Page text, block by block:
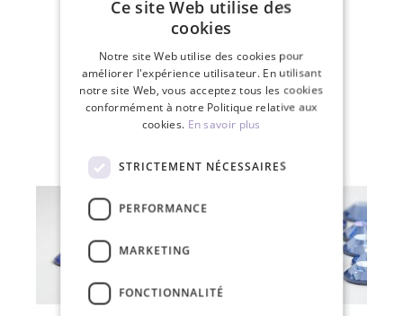
Politique de retour dans les 30 jours
PRODUITS CONNEXES
Ce site Web utilise des
cookies
Notre site Web utilise des cookies pour
améliorer l'expérience utilisateur. En utilisant
notre site Web, vous acceptez tous les cookies
conformément à notre Politique relative aux
cookies. En savoir plus
STRICTEMENT NÉCESSAIRES
PERFORMANCE
MARKETING
FONCTIONNALITÉ